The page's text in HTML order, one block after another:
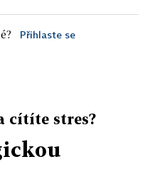
Přihlaste se
cítíte stres?